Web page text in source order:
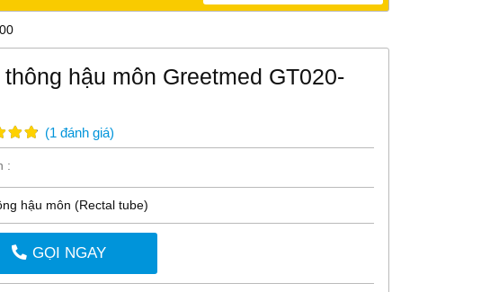
thông hậu môn Greetmed GT020-
(1đánh giá)
:
hậu môn (Rectal tube)
GỌI NGAY